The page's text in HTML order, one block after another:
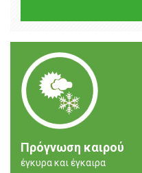
Πρόγνωση καιρού
έγκυρα και έγκαιρα